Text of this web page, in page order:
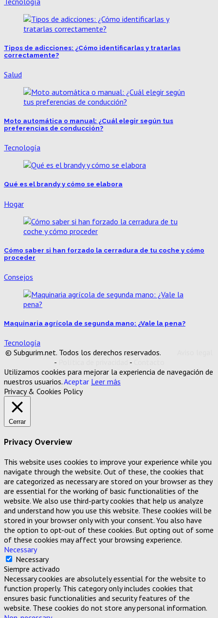
Tipos de adicciones: ¿Cómo identificarlas y tratarlas
correctamente?
Salud
Moto automática o manual: ¿Cuál elegir según tus
preferencias de conducción?
Tecnología
Qué es el brandy y cómo se elabora
Hogar
Cómo saber si han forzado la cerradura de tu coche y cómo
proceder
Consejos
Maquinaria agrícola de segunda mano: ¿Vale la pena?
Tecnología
© Subgurim.net. Todos los derechos reservados.
-
-
Utilizamos cookies para mejorar la experiencia de navegación de
nuestros usuarios.Aceptar Leer más
Privacy & Cookies Policy
Cerrar
Privacy Overview
This website uses cookies to improve your experience while you
navigate through the website. Out of these, the cookies that
are categorized as necessary are stored on your browser as they
are essential for the working of basic functionalities of the
website. We also use third-party cookies that help us analyze
and understand how you use this website. These cookies will be
stored in your browser only with your consent. You also have
the option to opt-out of these cookies. But opting out of some
of these cookies may affect your browsing experience.
Necessary
Necessary
Siempre activado
Necessary cookies are absolutely essential for the website to
function properly. This category only includes cookies that
ensures basic functionalities and security features of the
website. These cookies do not store any personal information.